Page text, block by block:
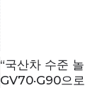
“국산차 수준
GV70·G90으